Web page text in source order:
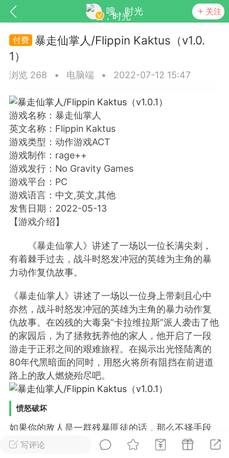
嗖，时光 关注
基于wordpress开发
更新 商城
排行 在线 小黑屋
实时动态 直播
Lv.8 极品会员 靓号
黑凤梨
电脑端 外挂制作
该内容只允许登录的用户查看
写评论
暴走仙掌人/Flippin Kaktus（v1.0.
1）
浏览 268 • 电脑端 • 2022-07-12 15:47
游戏名称：暴走仙掌人
英文名称：Flippin Kaktus
游戏类型：动作游戏ACT
游戏制作：rage++
游戏发行：No Gravity Games
游戏平台：PC
游戏语言：中文,英文,其他
发售日期：2022-05-13
【游戏介绍】
《暴走仙掌人》讲述了一场以一位长满尖刺，
有着棘手过去，战斗时怒发冲冠的英雄为主角的暴
力动作复仇故事。
《暴走仙掌人》讲述了一场以一位身上带刺且心中
亦然，战斗时怒发冲冠的英雄为主角的暴力动作复
仇故事。在凶残的大毒枭“卡拉维拉斯”派人袭击了他
的家园后，为了拯救抚养他的家人，他开启了一段
游走于正邪之间的艰难旅程。在揭示出光怪陆离的
80年代黑暗面的同时，用怒火将所有阻挡在前进道
路上的敌人燃烧殆尽吧。
愤怒破坏
如果你的敌人是一群残暴匪徒的话，那么不择手段
就是合理手段。无论是服用兴奋剂，又或是痛饮龙